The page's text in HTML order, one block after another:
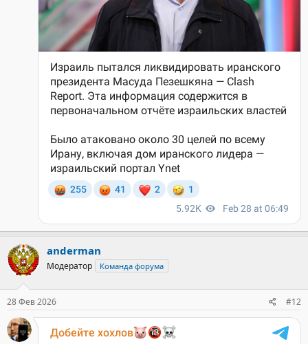
anderman
Модератор Команда форума
28 Фев 2026 #12